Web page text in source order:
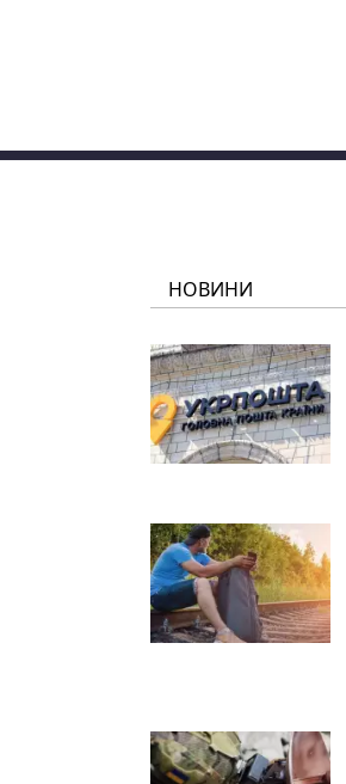
НОВИНИ